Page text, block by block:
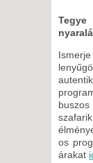
-
8
-
15
8
os
árakat